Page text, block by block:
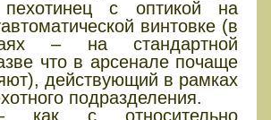
пехотинец с оптикой на
винтовке (в
– на стандартной
что в арсенале почаще
действующий в рамках
подразделения.
как с относительно